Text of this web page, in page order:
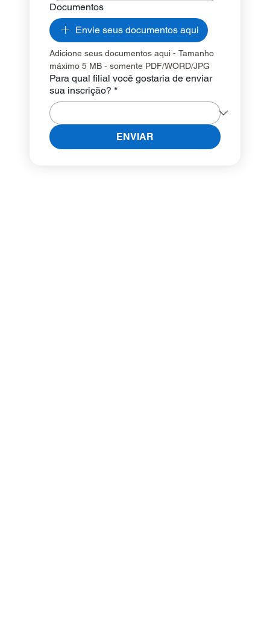
Documentos
Envie seus documentos aqui
Adicione seus documentos aqui - Tamanho
máximo 5 MB - somente PDF/WORD/JPG
Para qual filial você gostaria de enviar
sua inscrição? *
ENVIAR